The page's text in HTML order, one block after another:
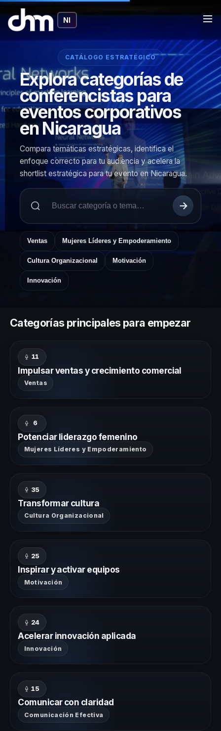
NI
CATÁLOGO ESTRATÉGICO
Explora categorías de
conferencistas para
eventos corporativos
en Nicaragua
Compara temáticas estratégicas, identifica el
enfoque correcto para tu audiencia y acelera la
shortlist estratégica para tu evento en Nicaragua.
Ventas Mujeres Líderes y Empoderamiento
Cultura Organizacional Motivación
Innovación
Categorías principales para empezar
11
Impulsar ventas y crecimiento comercial
Ventas
6
Potenciar liderazgo femenino
Mujeres Líderes y Empoderamiento
35
Transformar cultura
Cultura Organizacional
25
Inspirar y activar equipos
Motivación
24
Acelerar innovación aplicada
Innovación
15
Comunicar con claridad
Comunicación Efectiva